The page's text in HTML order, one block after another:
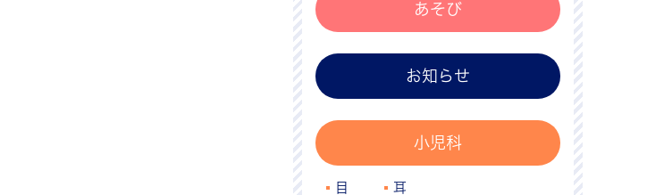
あそび
お知らせ
小児科
目 耳